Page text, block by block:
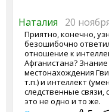
Наталия 20
Приятно, конечно,
безошибочно
отношение к
Афганистана?
местонахождения
т.п.) и интеллект
следственные связи,
это не одно и то же.